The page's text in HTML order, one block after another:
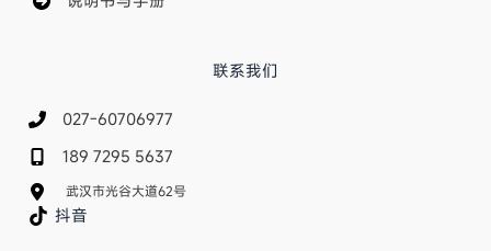
联系我们
027-60706977
189 7295 5637
武汉市光谷大道62号
抖音